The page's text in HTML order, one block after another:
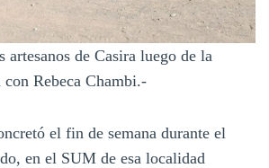
artesanos de Casira luego de la
Rebeca Chambi.-
el fin de semana durante el
en el SUM de esa localidad